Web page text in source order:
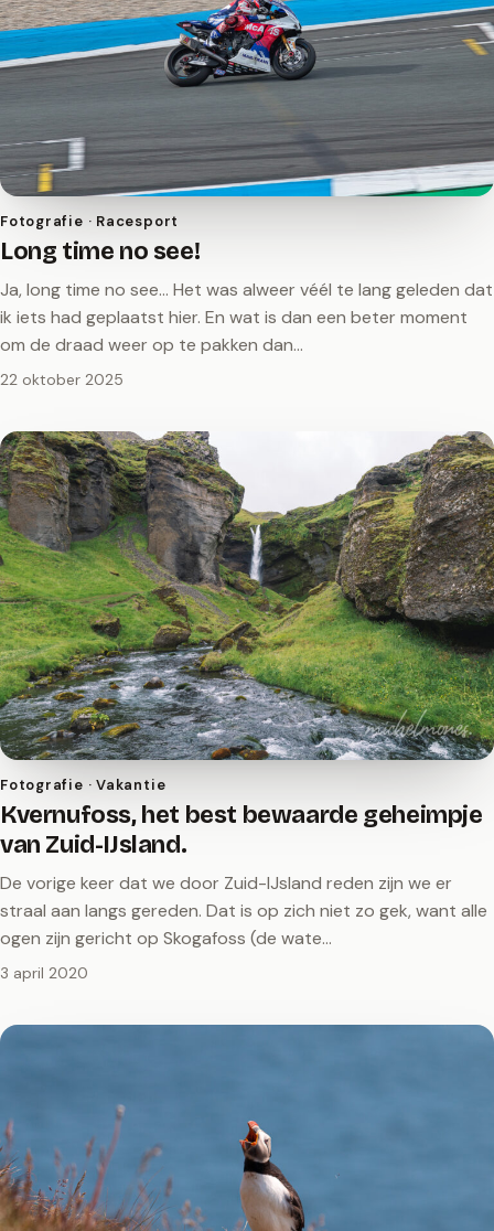
Fotografie · Racesport
Long time no see!
Ja, long time no see… Het was alweer véél te lang geleden dat
ik iets had geplaatst hier. En wat is dan een beter moment
om de draad weer op te pakken dan…
22 oktober 2025
Fotografie · Vakantie
Kvernufoss, het best bewaarde geheimpje
van Zuid-IJsland.
De vorige keer dat we door Zuid-IJsland reden zijn we er
straal aan langs gereden. Dat is op zich niet zo gek, want alle
ogen zijn gericht op Skogafoss (de wate…
3 april 2020